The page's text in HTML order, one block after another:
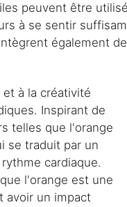
peuvent être
à se sentir
également
à la créativité
Inspirant de
telles que l'orange
se traduit par un
cardiaque.
l'orange est une
avoir un impact